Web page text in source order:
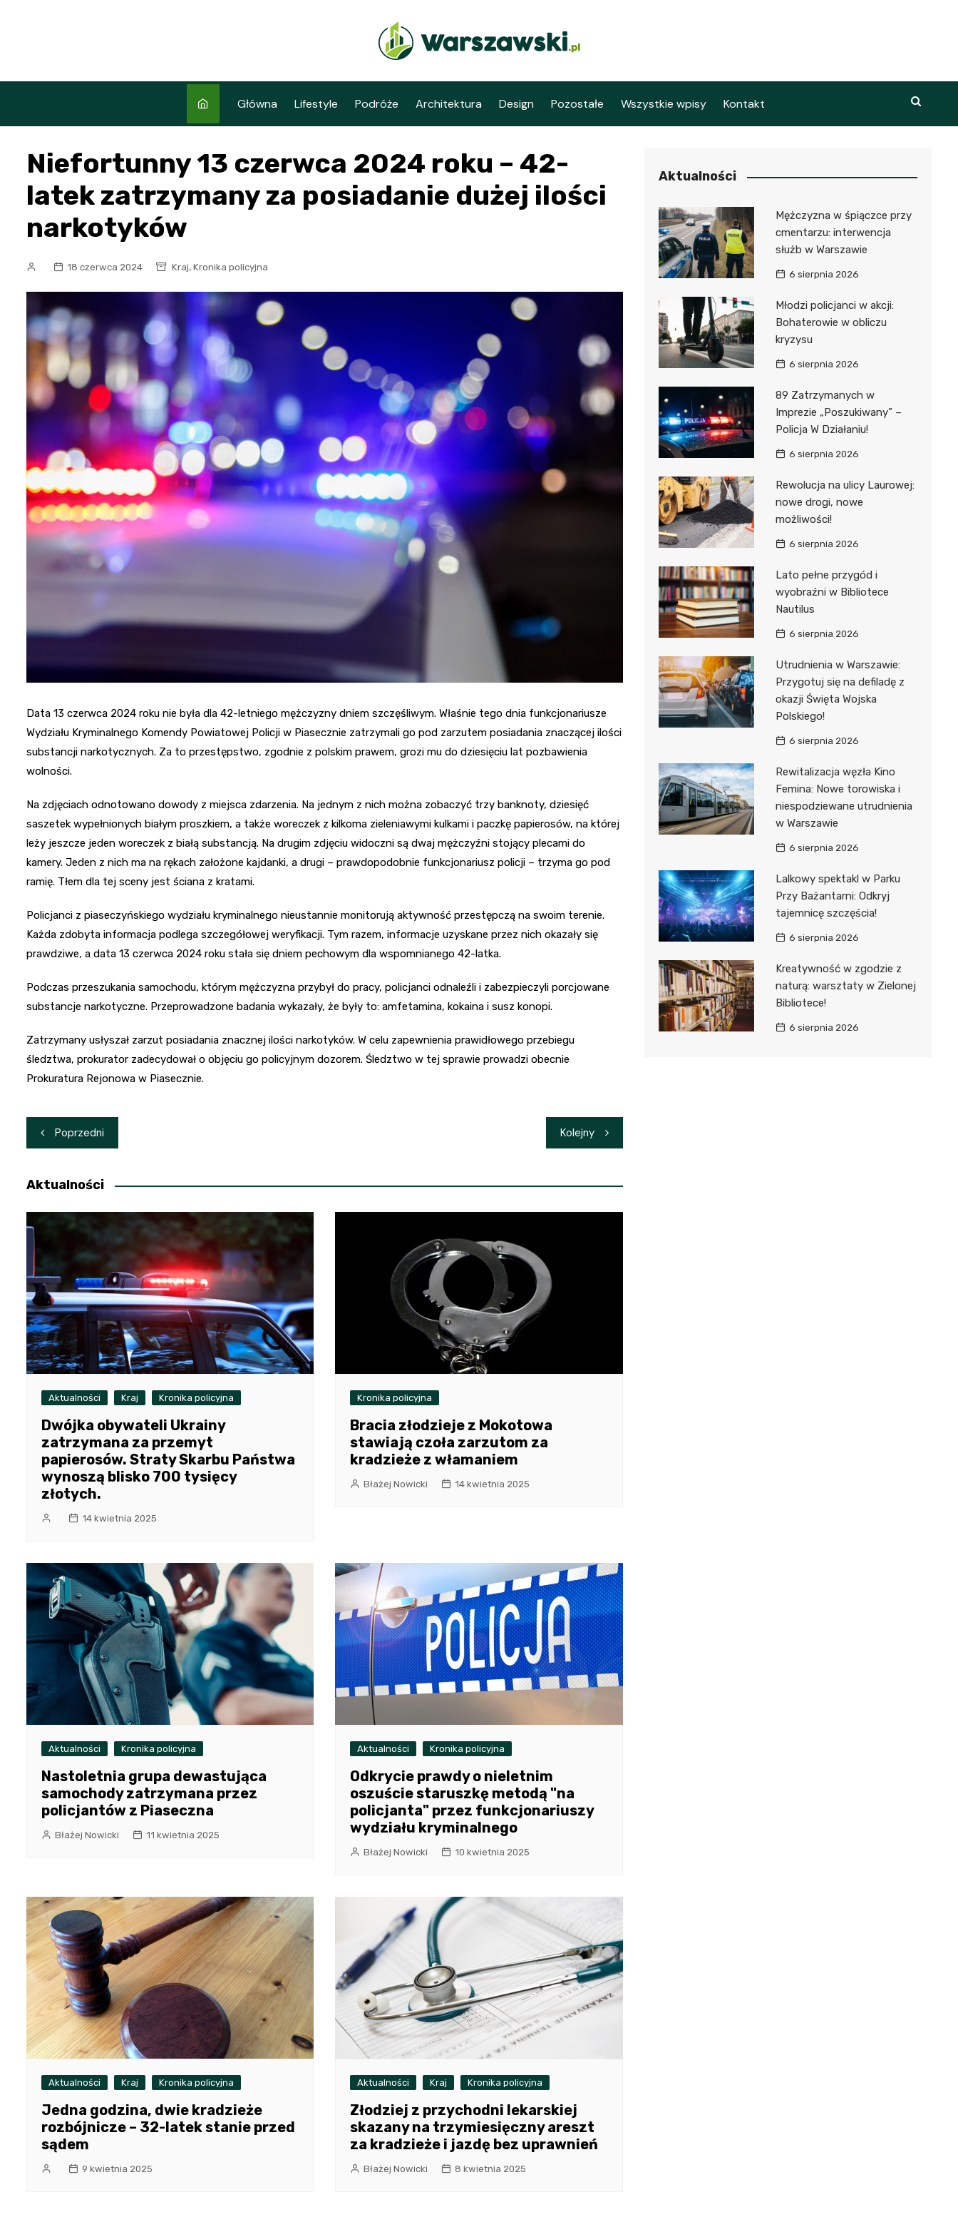
Główna Lifestyle Podróże Architektura Design Pozostałe Wszystkie wpisy Kontakt
Niefortunny 13 czerwca 2024 roku – 42-
latek zatrzymany za posiadanie dużej ilości
narkotyków
18 czerwca 2024 Kraj, Kronika policyjna
Data 13 czerwca 2024 roku nie była dla 42-letniego mężczyzny dniem szczęśliwym. Właśnie tego dnia funkcjonariusze
Wydziału Kryminalnego Komendy Powiatowej Policji w Piasecznie zatrzymali go pod zarzutem posiadania znaczącej ilości
substancji narkotycznych. Za to przestępstwo, zgodnie z polskim prawem, grozi mu do dziesięciu lat pozbawienia
wolności.
Na zdjęciach odnotowano dowody z miejsca zdarzenia. Na jednym z nich można zobaczyć trzy banknoty, dziesięć
saszetek wypełnionych białym proszkiem, a także woreczek z kilkoma zieleniawymi kulkami i paczkę papierosów, na której
leży jeszcze jeden woreczek z białą substancją. Na drugim zdjęciu widoczni są dwaj mężczyźni stojący plecami do
kamery. Jeden z nich ma na rękach założone kajdanki, a drugi – prawdopodobnie funkcjonariusz policji – trzyma go pod
ramię. Tłem dla tej sceny jest ściana z kratami.
Policjanci z piaseczyńskiego wydziału kryminalnego nieustannie monitorują aktywność przestępczą na swoim terenie.
Każda zdobyta informacja podlega szczegółowej weryfikacji. Tym razem, informacje uzyskane przez nich okazały się
prawdziwe, a data 13 czerwca 2024 roku stała się dniem pechowym dla wspomnianego 42-latka.
Podczas przeszukania samochodu, którym mężczyzna przybył do pracy, policjanci odnaleźli i zabezpieczyli porcjowane
substancje narkotyczne. Przeprowadzone badania wykazały, że były to: amfetamina, kokaina i susz konopi.
Zatrzymany usłyszał zarzut posiadania znacznej ilości narkotyków. W celu zapewnienia prawidłowego przebiegu
śledztwa, prokurator zadecydował o objęciu go policyjnym dozorem. Śledztwo w tej sprawie prowadzi obecnie
Prokuratura Rejonowa w Piasecznie.
Nawigacja
wpisu
Poprzedni Kolejny
Aktualności
Aktualności Kraj Kronika policyjna
Dwójka obywateli Ukrainy
zatrzymana za przemyt
papierosów. Straty Skarbu Państwa
wynoszą blisko 700 tysięcy
złotych.
14 kwietnia 2025
Kronika policyjna
Bracia złodzieje z Mokotowa
stawiają czoła zarzutom za
kradzieże z włamaniem
Błażej Nowicki 14 kwietnia 2025
Aktualności Kronika policyjna
Nastoletnia grupa dewastująca
samochody zatrzymana przez
policjantów z Piaseczna
Błażej Nowicki 11 kwietnia 2025
Aktualności Kronika policyjna
Odkrycie prawdy o nieletnim
oszuście staruszkę metodą "na
policjanta" przez funkcjonariuszy
wydziału kryminalnego
Błażej Nowicki 10 kwietnia 2025
Aktualności Kraj Kronika policyjna
Jedna godzina, dwie kradzieże
rozbójnicze – 32-latek stanie przed
sądem
9 kwietnia 2025
Aktualności Kraj Kronika policyjna
Złodziej z przychodni lekarskiej
skazany na trzymiesięczny areszt
za kradzieże i jazdę bez uprawnień
Błażej Nowicki 8 kwietnia 2025
Aktualności
Mężczyzna w śpiączce przy
cmentarzu: interwencja
służb w Warszawie
6 sierpnia 2026
Młodzi policjanci w akcji:
Bohaterowie w obliczu
kryzysu
6 sierpnia 2026
89 Zatrzymanych w
Imprezie „Poszukiwany” –
Policja W Działaniu!
6 sierpnia 2026
Rewolucja na ulicy Laurowej:
nowe drogi, nowe
możliwości!
6 sierpnia 2026
Lato pełne przygód i
wyobraźni w Bibliotece
Nautilus
6 sierpnia 2026
Utrudnienia w Warszawie:
Przygotuj się na defiladę z
okazji Święta Wojska
Polskiego!
6 sierpnia 2026
Rewitalizacja węzła Kino
Femina: Nowe torowiska i
niespodziewane utrudnienia
w Warszawie
6 sierpnia 2026
Lalkowy spektakl w Parku
Przy Bażantarni: Odkryj
tajemnicę szczęścia!
6 sierpnia 2026
Kreatywność w zgodzie z
naturą: warsztaty w Zielonej
Bibliotece!
6 sierpnia 2026